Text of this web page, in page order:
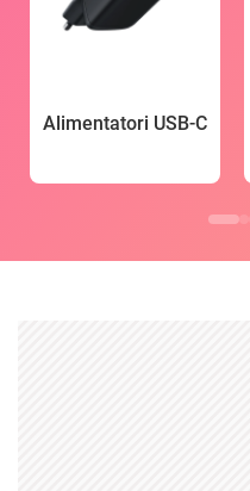
Alimentatori USB-C